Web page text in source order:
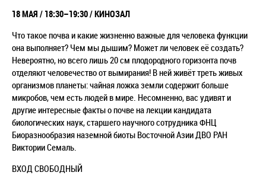
18 МАЯ / 18:30–19:30 / КИНОЗАЛ
Что такое почва и какие жизненно важные для человека функции
она выполняет? Чем мы дышим? Может ли человек её создать?
Невероятно, но всего лишь 20 см плодородного горизонта почв
отделяют человечество от вымирания! В ней живёт треть живых
организмов планеты: чайная ложка земли содержит больше
микробов, чем есть людей в мире. Несомненно, вас удивят и
другие интересные факты о почве на лекции кандидата
биологических наук, старшего научного сотрудника ФНЦ
Биоразнообразия наземной биоты Восточной Азии ДВО РАН
Виктории Семаль.
ВХОД СВОБОДНЫЙ